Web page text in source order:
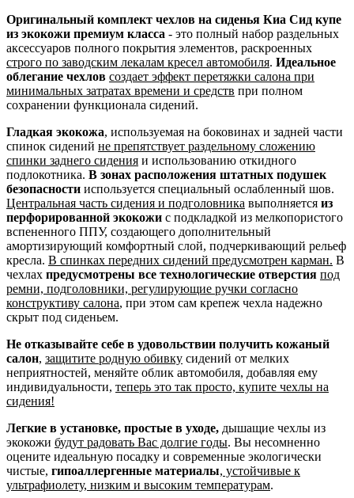
Оригинальный комплект чехлов на сиденья Киа Сид купе
из экокожи премиум класса - это полный набор раздельных
аксессуаров полного покрытия элементов, раскроенных
строго по заводским лекалам кресел автомобиля. Идеальное
облегание чехлов создает эффект перетяжки салона при
минимальных затратах времени и средств при полном
сохранении функционала сидений.
Гладкая экокожа, используемая на боковинах и задней части
спинок сидений не препятствует раздельному сложению
спинки заднего сидения и использованию откидного
подлокотника. В зонах расположения штатных подушек
безопасности используется специальный ослабленный шов.
Центральная часть сидения и подголовника выполняется из
перфорированной экокожи с подкладкой из мелкопористого
вспененного ППУ, создающего дополнительный
амортизирующий комфортный слой, подчеркивающий рельеф
кресла. В спинках передних сидений предусмотрен карман. В
чехлах предусмотрены все технологические отверстия под
ремни, подголовники, регулирующие ручки согласно
конструктиву салона, при этом сам крепеж чехла надежно
скрыт под сиденьем.
Не отказывайте себе в удовольствии получить кожаный
салон, защитите родную обивку сидений от мелких
неприятностей, меняйте облик автомобиля, добавляя ему
индивидуальности, теперь это так просто, купите чехлы на
сидения!
Легкие в установке, простые в уходе, дышащие чехлы из
экокожи будут радовать Вас долгие годы. Вы несомненно
оцените идеальную посадку и современные экологически
чистые, гипоаллергенные материалы, устойчивые к
ультрафиолету, низким и высоким температурам.